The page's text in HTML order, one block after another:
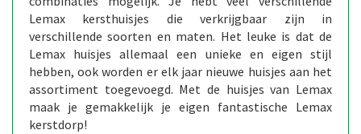
Lemax kersthuisjes die verkrijgbaar zijn in
verschillende soorten en maten. Het leuke is dat de
Lemax huisjes allemaal een unieke en eigen stijl
hebben, ook worden er elk jaar nieuwe huisjes aan het
assortiment toegevoegd. Met de huisjes van Lemax
maak je gemakkelijk je eigen fantastische Lemax
kerstdorp!